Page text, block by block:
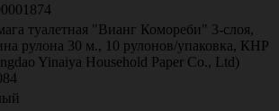
туалетная "Вианг Комореби" 3-слоя,
рулона 30 м., 10 рулонов/упаковка, КНР
Yinaiya Household Paper Co., Ltd)